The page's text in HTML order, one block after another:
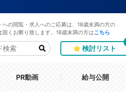
への閲覧・求人へのご応募は、18歳未満の方の
固くお断り致します。18歳未満の方は こちら
検討リスト
PR動画 給与公開